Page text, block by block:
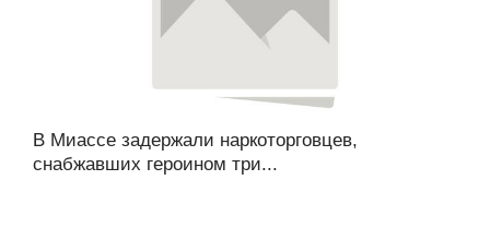
В Миассе задержали наркоторговцев,
снабжавших героином три...